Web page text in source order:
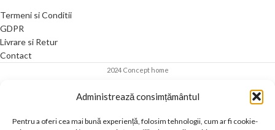
Administrează consimțământul
Pentru a oferi cea mai bună experiență, folosim tehnologii, cum ar fi cookie-
Termeni si Conditii
GDPR
Livrare si Retur
Contact
2024 Concept home